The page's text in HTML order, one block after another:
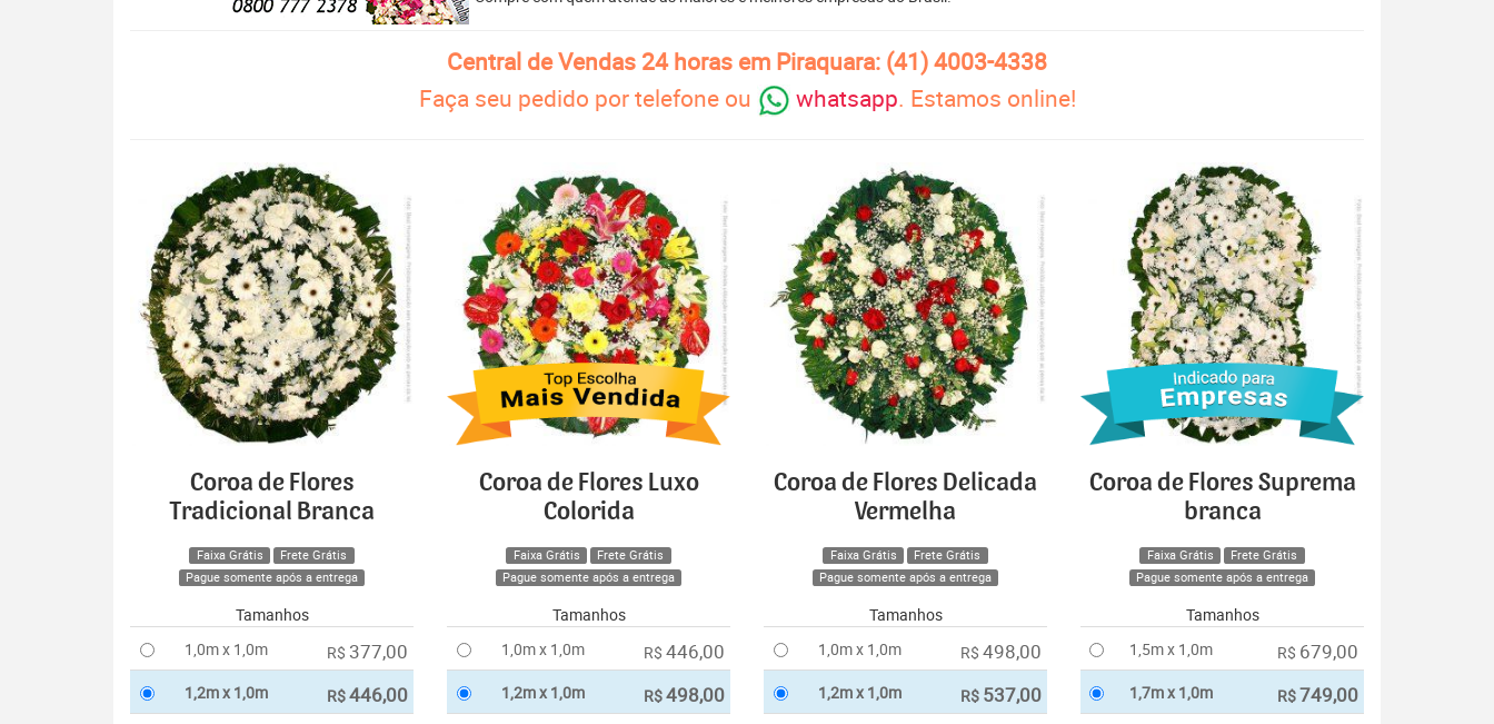
Central de Vendas 24 horas em Piraquara: (41) 4003-4338
Faça seu pedido por telefone ou
whatsapp. Estamos online!
Coroa de Flores
Tradicional Branca
Faixa Grátis
Frete Grátis
Pague somente após a entrega
Tamanhos
1,0m x 1,0m
R$ 377,00
1,2m x 1,0m R$446,00
Coroa de Flores Luxo
Colorida
Faixa Grátis
Frete Grátis
Pague somente após a entrega
Tamanhos
1,0m x 1,0m
R$ 446,00
1,2m x 1,0m R$498,00
Coroa de Flores Delicada
Vermelha
Faixa Grátis
Frete Grátis
Pague somente após a entrega
Tamanhos
1,0m x 1,0m
R$ 498,00
1,2m x 1,0m R$ 537,00
Coroa de Flores Suprema
branca
Faixa Grátis
Frete Grátis
Pague somente após a entrega
Tamanhos
1,5m x 1,0m
R$ 679,00
1,7m x 1,0m R$749,00